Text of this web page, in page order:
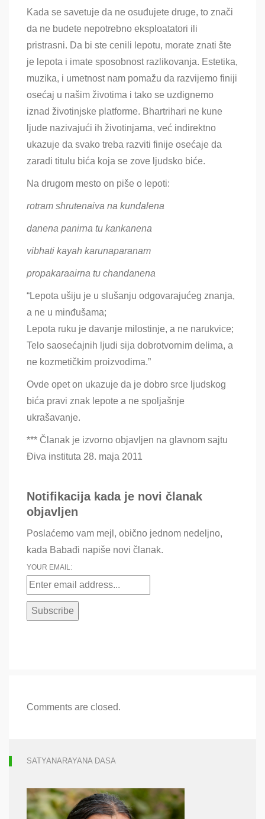
Kada se savetuje da ne osuđujete druge, to znači
da ne budete nepotrebno eksploatatori ili
pristrasni. Da bi ste cenili lepotu, morate znati šte
je lepota i imate sposobnost razlikovanja. Estetika,
muzika, i umetnost nam pomažu da razvijemo finiji
osećaj u našim životima i tako se uzdignemo
iznad životinjske platforme. Bhartrihari ne kune
ljude nazivajući ih životinjama, već indirektno
ukazuje da svako treba razviti finije osećaje da
zaradi titulu bića koja se zove ljudsko biće.
Na drugom mesto on piše o lepoti:
rotram shrutenaiva na kundalena
danena panirna tu kankanena
vibhati kayah karunaparanam
propakaraairna tu chandanena
“Lepota ušiju je u slušanju odgovarajućeg znanja,
a ne u minđušama;
Lepota ruku je davanje milostinje, a ne narukvice;
Telo saosećajnih ljudi sija dobrotvornim delima, a
ne kozmetičkim proizvodima.”
Ovde opet on ukazuje da je dobro srce ljudskog
bića pravi znak lepote a ne spoljašnje
ukrašavanje.
*** Članak je izvorno objavljen na glavnom sajtu
Điva instituta 28. maja 2011
Notifikacija kada je novi članak
objavljen
Poslaćemo vam mejl, obično jednom nedeljno,
kada Babađi napiše novi članak.
YOUR EMAIL:
Comments are closed.
SATYANARAYANA DASA